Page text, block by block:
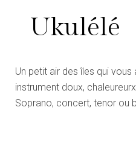
Ukulélé
Un petit air des îles qui
instrument doux,
Soprano, concert, tenor ou